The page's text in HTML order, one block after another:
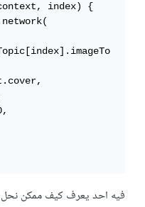
فيه احد يعرف كيف ممكن نحل